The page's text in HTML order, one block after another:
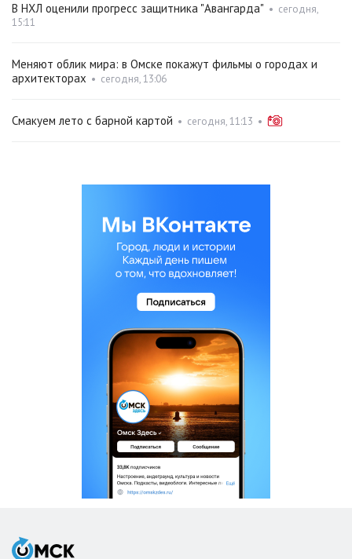
В НХЛ оценили прогресс защитника "Авангарда" • сегодня,
15:11
Меняют облик мира: в Омске покажут фильмы о городах и
архитекторах • сегодня, 13:06
Смакуем лето с барной картой • сегодня, 11:13 •